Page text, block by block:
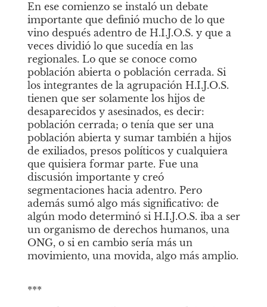
En ese comienzo se instaló un debate
importante que definió mucho de lo que
vino después adentro de H.I.J.O.S. y que a
veces dividió lo que sucedía en las
regionales. Lo que se conoce como
población abierta o población cerrada. Si
los integrantes de la agrupación H.I.J.O.S.
tienen que ser solamente los hijos de
desaparecidos y asesinados, es decir:
población cerrada; o tenía que ser una
población abierta y sumar también a hijos
de exiliados, presos políticos y cualquiera
que quisiera formar parte. Fue una
discusión importante y creó
segmentaciones hacia adentro. Pero
además sumó algo más significativo: de
algún modo determinó si H.I.J.O.S. iba a ser
un organismo de derechos humanos, una
ONG, o si en cambio sería más un
movimiento, una movida, algo más amplio.
***